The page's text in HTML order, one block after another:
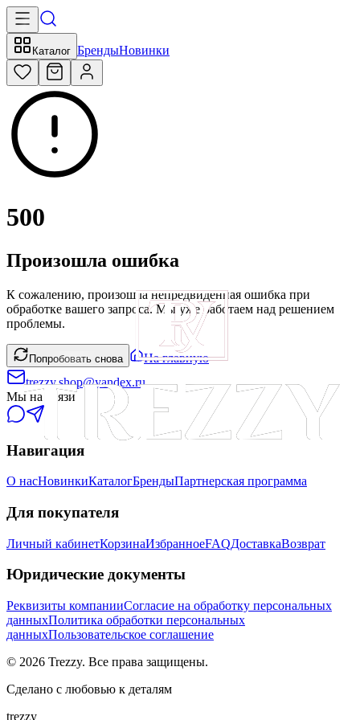
Каталог БрендыНовинки
500
Произошла ошибка
К сожалению, произошла непредвиденная ошибка при
обработке вашего запроса. Мы уже работаем над решением
проблемы.
Попробовать снова
На главную
trezzy.shop@yandex.ru
Мы на связи
Навигация
О насНовинкиКаталогБрендыПартнерская программа
Для покупателя
Личный кабинетКорзинаИзбранноеFAQДоставкаВозврат
Юридические документы
Реквизиты компанииСогласие на обработку персональных
данныхПолитика обработки персональных
данныхПользовательское соглашение
© 2026 Trezzy. Все права защищены.
Сделано с любовью к деталям
trezzy